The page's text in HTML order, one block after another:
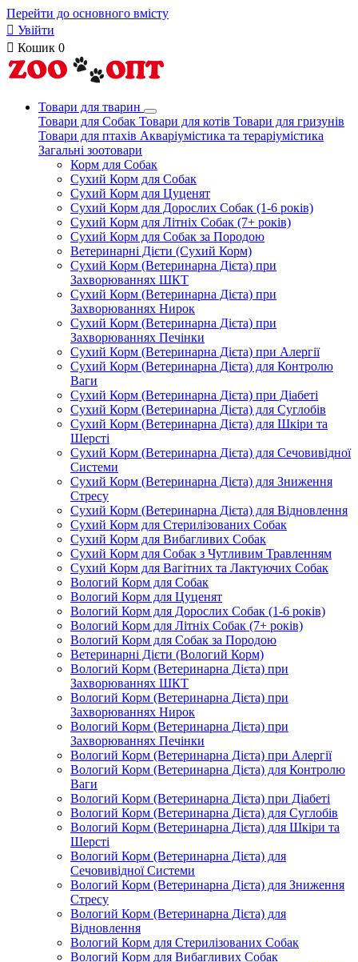
Перейти до основного вмісту
 Увійти
 Кошик 0
Товари для тварин
Товари для Собак Товари для котів Товари для гризунів
Товари для птахів Акваріумістика та тераріумістика
Загальні зоотовари
Корм для Собак
Сухий Корм для Собак
Сухий Корм для Цуценят
Сухий Корм для Дорослих Собак (1-6 років)
Сухий Корм для Літніх Собак (7+ років)
Сухий Корм для Собак за Породою
Ветеринарні Дієти (Сухий Корм)
Сухий Корм (Ветеринарна Дієта) при
Захворюваннях ШКТ
Сухий Корм (Ветеринарна Дієта) при
Захворюваннях Нирок
Сухий Корм (Ветеринарна Дієта) при
Захворюваннях Печінки
Сухий Корм (Ветеринарна Дієта) при Алергії
Сухий Корм (Ветеринарна Дієта) для Контролю
Ваги
Сухий Корм (Ветеринарна Дієта) при Діабеті
Сухий Корм (Ветеринарна Дієта) для Суглобів
Сухий Корм (Ветеринарна Дієта) для Шкіри та
Шерсті
Сухий Корм (Ветеринарна Дієта) для Сечовивідної
Системи
Сухий Корм (Ветеринарна Дієта) для Зниження
Стресу
Сухий Корм (Ветеринарна Дієта) для Відновлення
Сухий Корм для Стерилізованих Собак
Сухий Корм для Вибагливих Собак
Сухий Корм для Собак з Чутливим Травленням
Сухий Корм для Вагітних та Лактуючих Собак
Вологий Корм для Собак
Вологий Корм для Цуценят
Вологий Корм для Дорослих Собак (1-6 років)
Вологий Корм для Літніх Собак (7+ років)
Вологий Корм для Собак за Породою
Ветеринарні Дієти (Вологий Корм)
Вологий Корм (Ветеринарна Дієта) при
Захворюваннях ШКТ
Вологий Корм (Ветеринарна Дієта) при
Захворюваннях Нирок
Вологий Корм (Ветеринарна Дієта) при
Захворюваннях Печінки
Вологий Корм (Ветеринарна Дієта) при Алергії
Вологий Корм (Ветеринарна Дієта) для Контролю
Ваги
Вологий Корм (Ветеринарна Дієта) при Діабеті
Вологий Корм (Ветеринарна Дієта) для Суглобів
Вологий Корм (Ветеринарна Дієта) для Шкіри та
Шерсті
Вологий Корм (Ветеринарна Дієта) для
Сечовивідної Системи
Вологий Корм (Ветеринарна Дієта) для Зниження
Стресу
Вологий Корм (Ветеринарна Дієта) для
Відновлення
Вологий Корм для Стерилізованих Собак
Вологий Корм для Вибагливих Собак